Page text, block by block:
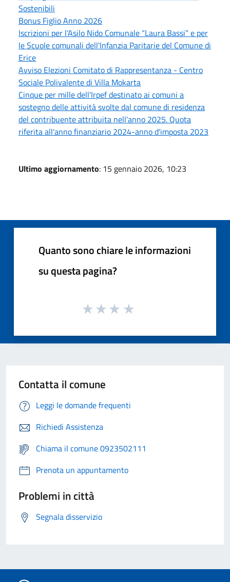
Sostenibili
Bonus Figlio Anno 2026
Iscrizioni per l'Asilo Nido Comunale “Laura Bassi” e per
le Scuole comunali dell'Infanzia Paritarie del Comune di
Erice
Avviso Elezioni Comitato di Rappresentanza - Centro
Sociale Polivalente di Villa Mokarta
Cinque per mille dell'Irpef destinato ai comuni a
sostegno delle attività svolte dal comune di residenza
del contribuente attribuita nell'anno 2025. Quota
riferita all'anno finanziario 2024-anno d'imposta 2023
Ultimo aggiornamento: 15 gennaio 2026, 10:23
Quanto sono chiare le informazioni
su questa pagina?
Contatta il comune
Leggi le domande frequenti
Richiedi Assistenza
Chiama il comune 0923502111
Prenota un appuntamento
Problemi in città
Segnala disservizio